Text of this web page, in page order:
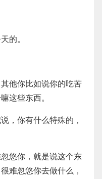
的。
他你比如说你的吃苦
这些东西。
，你有什么特殊的，
悠你，就是说这个东
难忽悠你去做什么，